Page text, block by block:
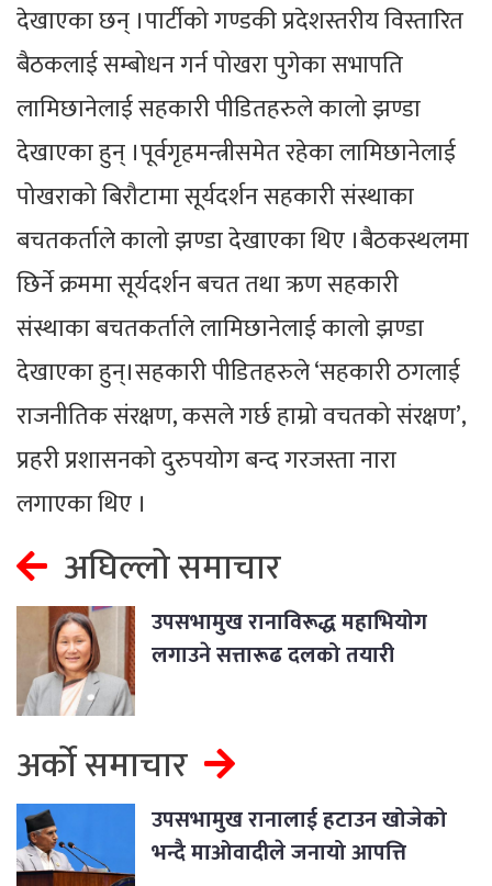
देखाएका छन् ।पार्टीको गण्डकी प्रदेशस्तरीय विस्तारित
बैठकलाई सम्बोधन गर्न पोखरा पुगेका सभापति
लामिछानेलाई सहकारी पीडितहरुले कालो झण्डा
देखाएका हुन् ।पूर्वगृहमन्त्रीसमेत रहेका लामिछानेलाई
पोखराको बिरौटामा सूर्यदर्शन सहकारी संस्थाका
बचतकर्ताले कालो झण्डा देखाएका थिए ।बैठकस्थलमा
छिर्ने क्रममा सूर्यदर्शन बचत तथा ऋण सहकारी
संस्थाका बचतकर्ताले लामिछानेलाई कालो झण्डा
देखाएका हुन्।सहकारी पीडितहरुले ‘सहकारी ठगलाई
राजनीतिक संरक्षण, कसले गर्छ हाम्रो वचतको संरक्षण’,
प्रहरी प्रशासनको दुरुपयोग बन्द गरजस्ता नारा
लगाएका थिए ।
अघिल्लो समाचार
उपसभामुख रानाविरूद्ध महाभियोग
लगाउने सत्तारूढ दलको तयारी
अर्को समाचार
उपसभामुख रानालाई हटाउन खोजेको
भन्दै माओवादीले जनायो आपत्ति